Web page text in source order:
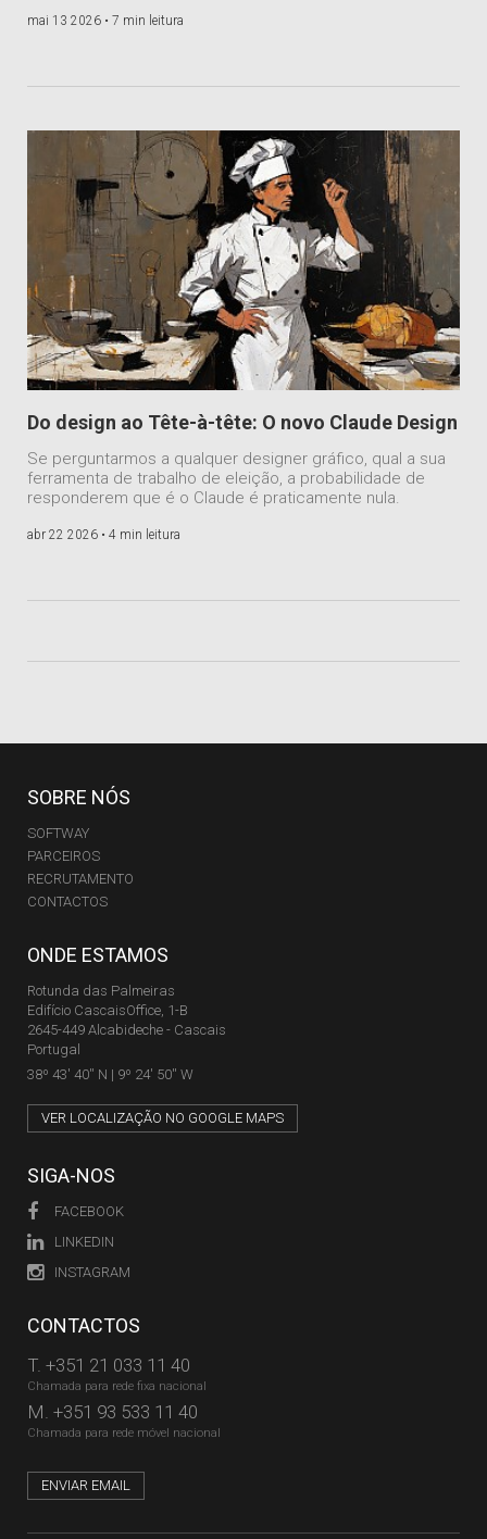
mai 13 2026 • 7 min leitura
Do design ao Tête-à-tête: O novo Claude Design
Se perguntarmos a qualquer designer gráfico, qual a sua
ferramenta de trabalho de eleição, a probabilidade de
responderem que é o Claude é praticamente nula.
abr 22 2026 • 4 min leitura
SOBRE NÓS
SOFTWAY
PARCEIROS
RECRUTAMENTO
CONTACTOS
ONDE ESTAMOS
Rotunda das Palmeiras
Edifício CascaisOffice, 1-B
2645-449 Alcabideche - Cascais
Portugal
38º 43' 40'' N | 9º 24' 50'' W
VER LOCALIZAÇÃO NO GOOGLE MAPS
SIGA-NOS
FACEBOOK
LINKEDIN
INSTAGRAM
CONTACTOS
T. +351 21 033 11 40
Chamada para rede fixa nacional
M. +351 93 533 11 40
Chamada para rede móvel nacional
ENVIAR EMAIL